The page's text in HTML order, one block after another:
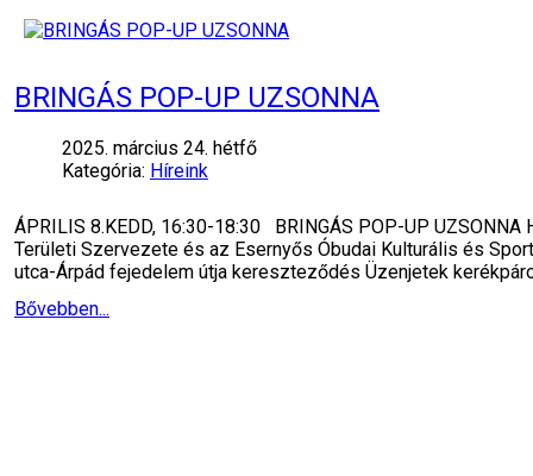
BRINGÁS POP-UP UZSONNA
2025. március 24. hétfő
Kategória: Híreink
ÁPRILIS 8.KEDD, 16:30-18:30 BRINGÁS POP-UP
Területi Szervezete és az Esernyős Óbudai Kulturális és
utca-Árpád fejedelem útja kereszteződés Üzenjetek
Bővebben...